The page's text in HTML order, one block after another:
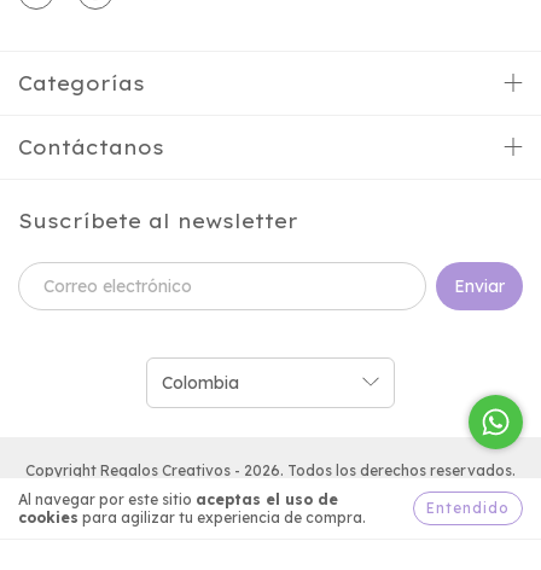
Al navegar por este sitio aceptas el uso de
cookies para agilizar tu experiencia de compra.
Entendido
Categorías
Contáctanos
Suscríbete al newsletter
Copyright Regalos Creativos - 2026. Todos los derechos reservados.